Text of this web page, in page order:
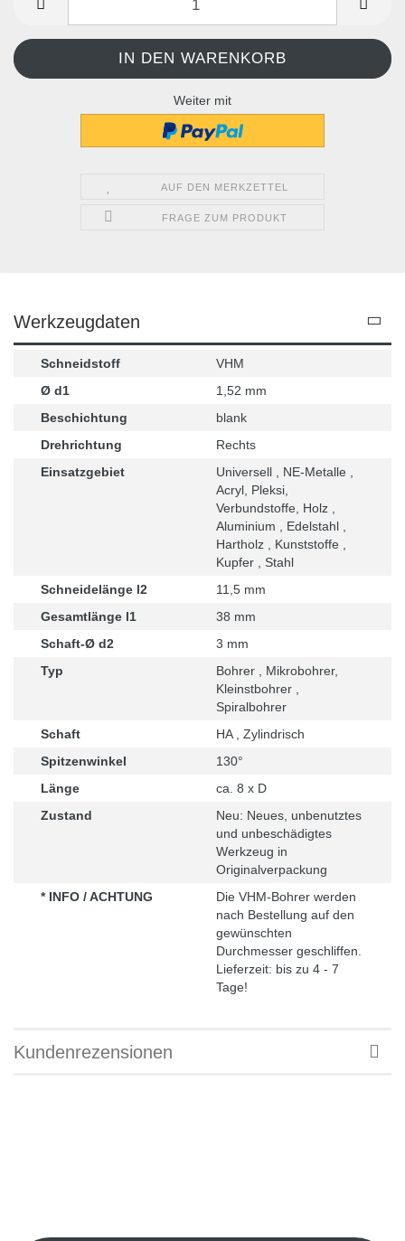
Weiter mit
AUF DEN MERKZETTEL
FRAGE ZUM PRODUKT
Werkzeugdaten
Schneidstoff
VHM
Ø d1
1,52 mm
Beschichtung
blank
Drehrichtung
Rechts
Einsatzgebiet
Universell , NE-Metalle ,
Acryl, Pleksi,
Verbundstoffe, Holz ,
Aluminium , Edelstahl ,
Hartholz , Kunststoffe ,
Kupfer , Stahl
Schneidelänge l2
11,5 mm
Gesamtlänge l1
38 mm
Schaft-Ø d2
3 mm
Typ
Bohrer , Mikrobohrer,
Kleinstbohrer ,
Spiralbohrer
Schaft
HA , Zylindrisch
Spitzenwinkel
130°
Länge
ca. 8 x D
Zustand
Neu: Neues, unbenutztes
und unbeschädigtes
Werkzeug in
Originalverpackung
* INFO / ACHTUNG
Die VHM-Bohrer werden
nach Bestellung auf den
gewünschten
Durchmesser geschliffen.
Lieferzeit: bis zu 4 - 7
Tage!
Kundenrezensionen